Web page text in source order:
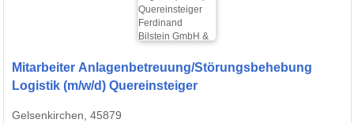
Mitarbeiter Anlagenbetreuung/Störungsbehebung
Logistik (m/w/d) Quereinsteiger
Gelsenkirchen, 45879